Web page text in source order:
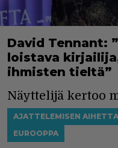
David Tennant:
loistava
ihmisten tieltä”
Näyttelijä kertoo
AJATTELEMISEN AIHETTA
EUROOPPA